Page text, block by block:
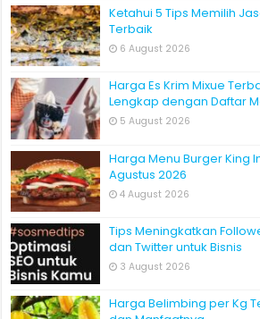
Ketahui 5 Tips Memilih
Terbaik
6 August 2026
Harga Es Krim Mixue
Lengkap dengan Daftar
5 August 2026
Harga Menu Burger King
Agustus 2026
4 August 2026
Tips Meningkatkan
dan Twitter untuk Bisnis
3 August 2026
Harga Belimbing per Kg